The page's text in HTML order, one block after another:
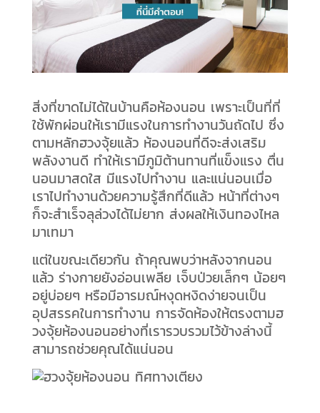
สิ่งที่ขาดไม่ได้ในบ้านคือห้องนอน เพราะเป็นที่ที่
ใช้พักผ่อนให้เรามีแรงในการทำงานวันถัดไป ซึ่ง
ตามหลักฮวงจุ้ยแล้ว ห้องนอนที่ดีจะส่งเสริม
พลังงานดี ทำให้เรามีภูมิต้านทานที่แข็งแรง ตื่น
นอนมาสดใส มีแรงไปทำงาน และแน่นอนเมื่อ
เราไปทำงานด้วยความรู้สึกที่ดีแล้ว หน้าที่ต่างๆ
ก็จะสำเร็จลุล่วงได้ไม่ยาก ส่งผลให้เงินทองไหล
มาเทมา
แต่ในขณะเดียวกัน ถ้าคุณพบว่าหลังจากนอน
แล้ว ร่างกายยังอ่อนเพลีย เจ็บป่วยเล็กๆ น้อยๆ
อยู่บ่อยๆ หรือมีอารมณ์หงุดหงิดง่ายจนเป็น
อุปสรรคในการทำงาน การจัดห้องให้ตรงตามฮ
วงจุ้ยห้องนอนอย่างที่เรารวบรวมไว้ข้างล่างนี้
สามารถช่วยคุณได้แน่นอน